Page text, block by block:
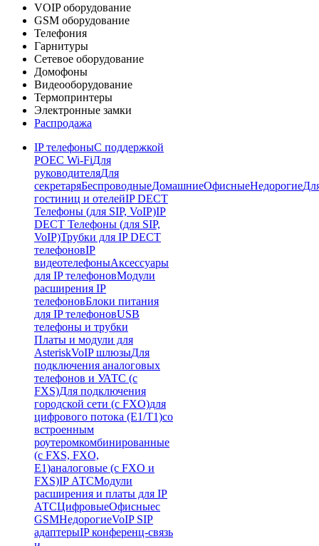
VOIP оборудование
GSM оборудование
Телефония
Гарнитуры
Сетевое оборудование
Домофоны
Видеооборудование
Термопринтеры
Электронные замки
Распродажа
IP телефоныС поддержкой
POEC Wi-FiДля
руководителяДля
секретаряБеспроводныеДомашниеОфисныеНедорогие
гостиниц и отелейIP DECT
Телефоны (для SIP, VoIP)IP
DECT Телефоны (для SIP,
VoIP)Трубки для IP DECT
телефоновIP
видеотелефоныАксессуары
для IP телефоновМодули
расширения IP
телефоновБлоки питания
для IP телефоновUSB
телефоны и трубки
Платы и модули для
AsteriskVoIP шлюзыДля
подключения аналоговых
телефонов и УАТС (с
FXS)Для подключения
городской сети (с FXO)для
цифрового потока (E1/T1)со
встроенным
роутеромкомбинированные
(c FXS, FXO,
E1)аналоговые (с FXO и
FXS)IP АТСМодули
расширения и платы для IP
АТСЦифровыеОфисныес
GSMНедорогиеVoIP SIP
адаптерыIP конференц-связь